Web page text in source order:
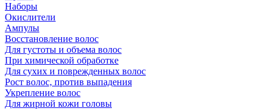
Наборы
Окислители
Ампулы
Восстановление волос
Для густоты и объема волос
При химической обработке
Для сухих и поврежденных волос
Рост волос, против выпадения
Укрепление волос
Для жирной кожи головы